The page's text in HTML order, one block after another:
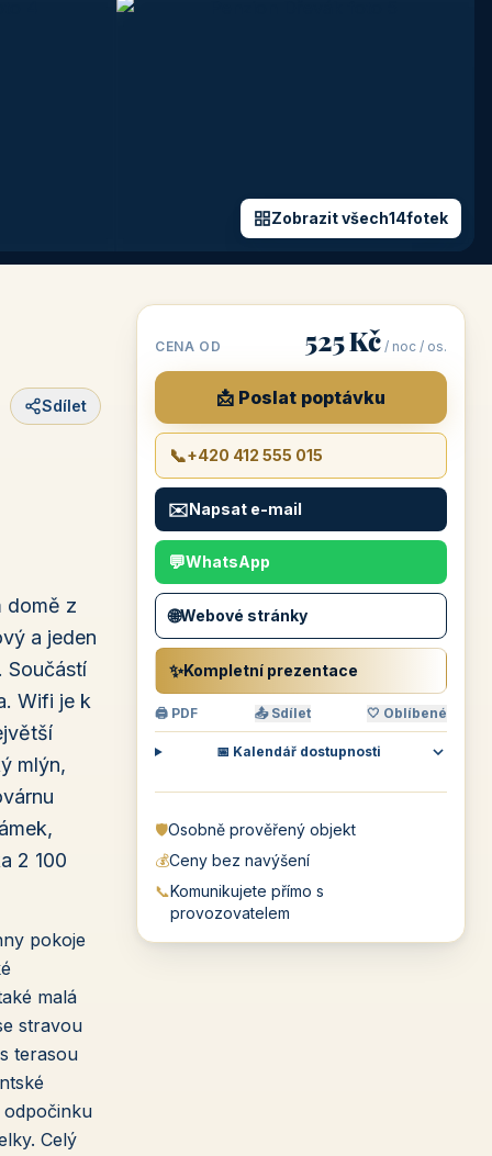
Zobrazit všech14fotek
Sdílet
domě z
a jeden
Součástí
Wifi je k
mlýn,
2 100
pokoje
malá
stravou
terasou
Celý
CENA OD 525 Kč / noc / os.
📩 Poslat poptávku
📞+420 412 555 015
✉️Napsat e-mail
💬WhatsApp
🌐Webové stránky
✨Kompletní prezentace
🖨 PDF 📤 Sdílet 🤍 Oblíbené
📅 Kalendář dostupnosti
🛡️Osobně prověřený objekt
💰Ceny bez navýšení
📞Komunikujete přímo s
provozovatelem